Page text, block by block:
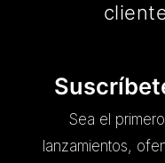
Sea el
lanzamientos,